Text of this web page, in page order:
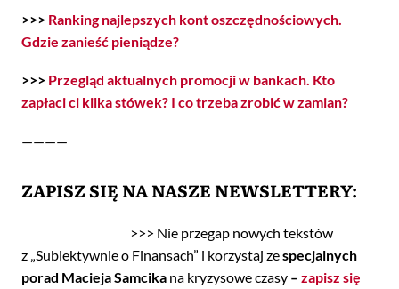
>>> Ranking najlepszych kont oszczędnościowych.
Gdzie zanieść pieniądze?
>>> Przegląd aktualnych promocji w bankach. Kto
zapłaci ci kilka stówek? I co trzeba zrobić w zamian?
————
ZAPISZ SIĘ NA NASZE NEWSLETTERY:
>>> Nie przegap nowych tekstów
z „Subiektywnie o Finansach” i korzystaj zespecjalnych
porad Macieja Samcika na kryzysowe czasy – zapisz się